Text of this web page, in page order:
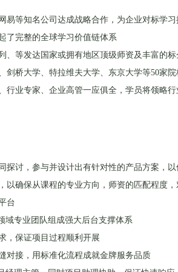
易等知名公司达成战略合作，为企业对标学
了完整的全球学习价值链体系
、等发达国家或拥有地区顶级师资及丰富的
剑桥大学、特拉维夫大学、东京大学等50家
行业专家、企业高管一应俱全，学员将领略
讨，参与并设计出有针对性的产品方案，以
以确保从课程的专业方向，师资的匹配程度
台
域专业团队组成强大后台支撑体系
，保证项目过程顺利开展
对接，用标准化流程成就金牌服务品质